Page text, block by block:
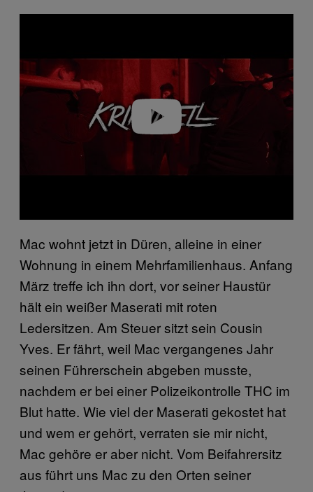
v
d
Mac wohnt jetzt in Düren, alleine in einer
Wohnung in einem Mehrfamilienhaus. Anfang
März treffe ich ihn dort, vor seiner Haustür
hält ein weißer Maserati mit roten
Ledersitzen. Am Steuer sitzt sein Cousin
Yves. Er fährt, weil Mac vergangenes Jahr
seinen Führerschein abgeben musste,
nachdem er bei einer Polizeikontrolle THC im
Blut hatte. Wie viel der Maserati gekostet hat
und wem er gehört, verraten sie mir nicht,
Mac gehöre er aber nicht. Vom Beifahrersitz
aus führt uns Mac zu den Orten seiner